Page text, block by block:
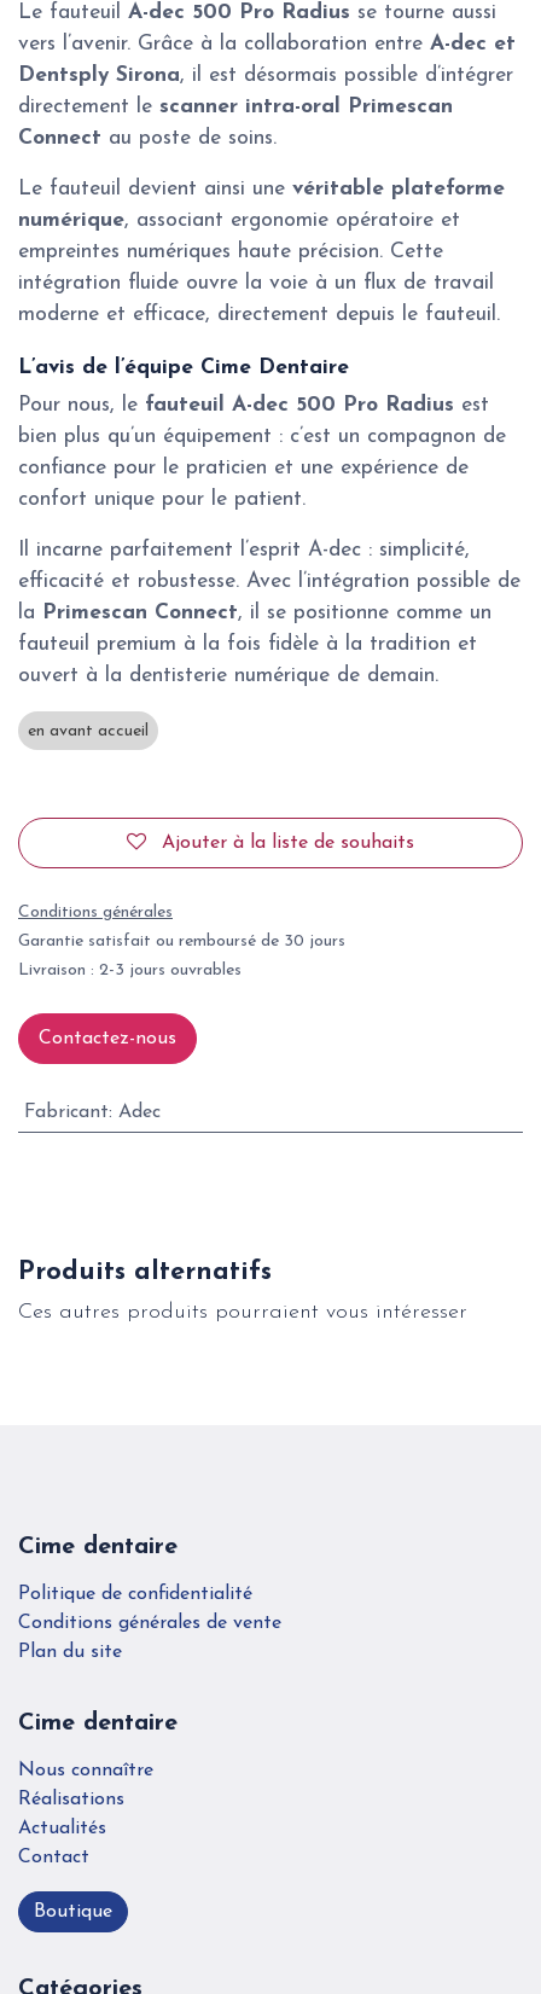
Le fauteuil A-dec 500 Pro Radius se tourne aussi
vers l’avenir. Grâce à la collaboration entre A-dec et
Dentsply Sirona, il est désormais possible d’intégrer
directement le scanner intra-oral Primescan
Connect au poste de soins.
Le fauteuil devient ainsi une véritable plateforme
numérique, associant ergonomie opératoire et
empreintes numériques haute précision. Cette
intégration fluide ouvre la voie à un flux de travail
moderne et efficace, directement depuis le fauteuil.
L’avis de l’équipe Cime Dentaire
Pour nous, le fauteuil A-dec 500 Pro Radius est
bien plus qu’un équipement : c’est un compagnon de
confiance pour le praticien et une expérience de
confort unique pour le patient.
Il incarne parfaitement l’esprit A-dec : simplicité,
efficacité et robustesse. Avec l’intégration possible de
la
Primescan Connect, il se positionne comme un
fauteuil premium à la fois fidèle à la tradition et
ouvert à la dentisterie numérique de demain.
en avant accueil
Ajouter à la liste de souhaits
Conditions générales
Garantie satisfait ou remboursé de 30 jours
Livraison : 2-3 jours ouvrables
Contactez-nous
Fabricant: Adec
Produits alternatifs
Ces autres produits pourraient vous intéresser
Cime dentaire
Politique de confidentialité
Conditions générales de vente
Plan du site
Cime dentaire
Nous connaître
Réalisations
Actualités
Contact
Boutique
Catégories